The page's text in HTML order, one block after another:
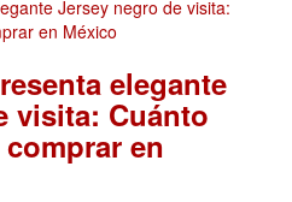
elegante
visita: Cuánto
en